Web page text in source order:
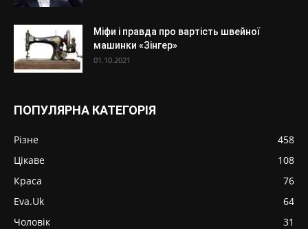
Міфи і правда про вартість швейної
машинки «Зінгер»
01.10.2021
ПОПУЛЯРНА КАТЕГОРІЯ
Різне
458
Цікаве
108
Краса
76
Eva.Uk
64
Чоловік
31